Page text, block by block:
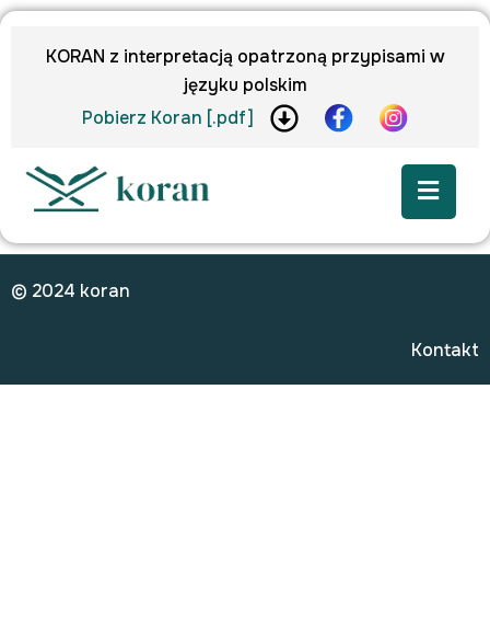
KORAN z interpretacją opatrzoną przypisami w
języku polskim
Pobierz Koran [.pdf]
© 2024 koran
Kontakt